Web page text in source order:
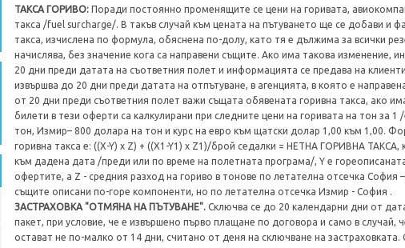
ТАКСА ГОРИВО: Поради постоянно променящите се цени на горивата,
такса /fuel surcharge/. В такъв случай към цената на пътуването ще се добави и
такса, изчислена по формула, обяснена по-долу, като тя е дължима за всички
начислява, без значение кога са направени същите. Ако има такова изменение,
20 дни преди датата на съответния полет и информацията се предава на
извършва до 20 дни преди датата на отпътуване, в агенцията, в която е
от 20 дни преди съответния полет важи същата обявената горивна такса, ако
билети в тези оферти са калкулирани при следните цени на горивата на тон за
тон, Измир– 800 долара на тон и курс на евро към щатски долар 1,00 към 1,00.
горивна такса е: ((X-Y) x Z) + ((X1-Y1) x Z1)/брой седалки = НЕТНА ГОРИВНА ТАКСА,
към дадена дата /преди или по време на полетната програма/, Y е
офертите, а Z - средния разход на гориво в тонове по летателна отсечка София
същите описани по-горе компоненти, но по летателна отсечка Измир - София .
ЗАСТРАХОВКА "ОТМЯНА НА ПЪТУВАНЕ". Сключва се до 20 календарни дни от
пакет, при условие, че е извършено първо плащане по договора и само в случай,
остават не по-малко от 14 дни, считано от деня на сключване на